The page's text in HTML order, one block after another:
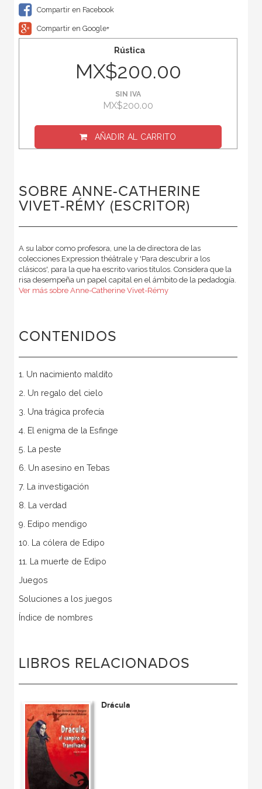
Compartir en Facebook
Compartir en Google+
Rústica
MX$200.00
SIN IVA
MX$200.00
AÑADIR AL CARRITO
SOBRE ANNE-CATHERINE
VIVET-RÉMY (ESCRITOR)
A su labor como profesora, une la de directora de las
colecciones Expression théâtrale y 'Para descubrir a los
clásicos', para la que ha escrito varios títulos. Considera que la
risa desempeña un papel capital en el ámbito de la pedadogía.
Ver más sobre Anne-Catherine Vivet-Rémy
CONTENIDOS
1. Un nacimiento maldito
2. Un regalo del cielo
3. Una trágica profecía
4. El enigma de la Esfinge
5. La peste
6. Un asesino en Tebas
7. La investigación
8. La verdad
9. Edipo mendigo
10. La cólera de Edipo
11. La muerte de Edipo
Juegos
Soluciones a los juegos
Índice de nombres
LIBROS RELACIONADOS
Drácula